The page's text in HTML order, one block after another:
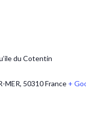
du Cotentin
MER, 50310 France +